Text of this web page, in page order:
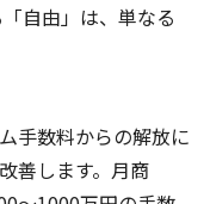
自由」は、単なる
手数料からの解放に
善します。月商